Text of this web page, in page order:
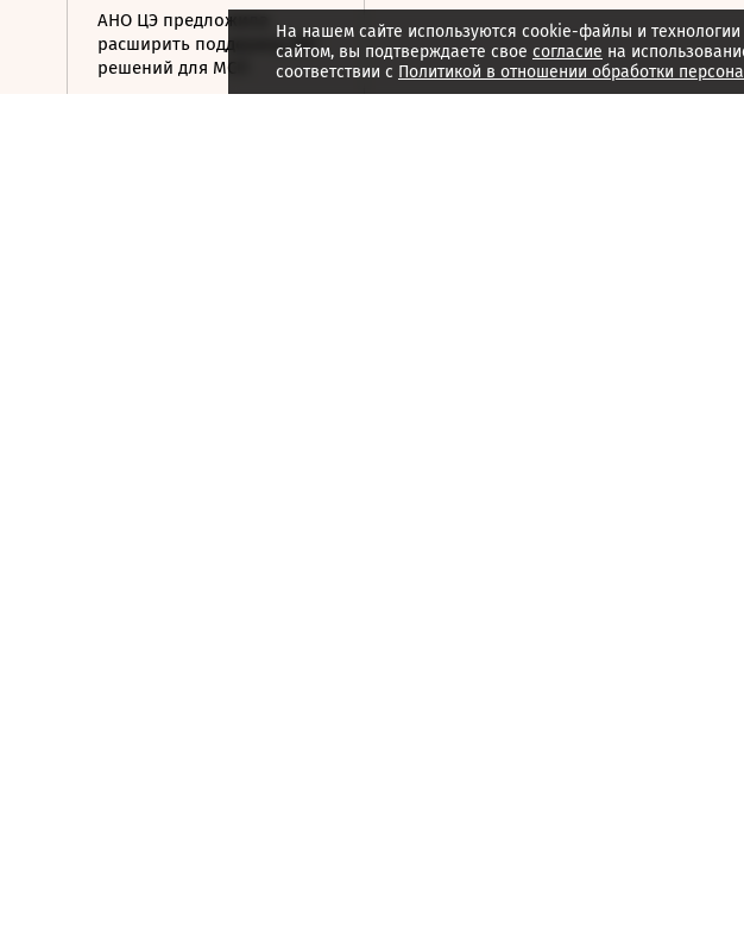
АНО ЦЭ предложила
расширить поддержку ИИ-
решений для МСП
На нашем сайте используются cookie-файлы и
сайтом, вы подтверждаете свое согласие на
соответствии с Политикой в отношении обработки